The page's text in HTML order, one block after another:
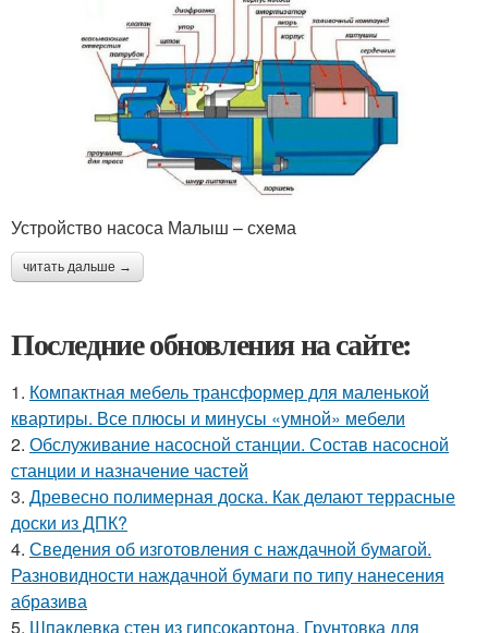
Устройство насоса Малыш – схема
читать дальше →
Последние обновления на сайте:
1. Компактная мебель трансформер для маленькой
квартиры. Все плюсы и минусы «умной» мебели
2. Обслуживание насосной станции. Состав насосной
станции и назначение частей
3. Древесно полимерная доска. Как делают террасные
доски из ДПК?
4. Сведения об изготовления с наждачной бумагой.
Разновидности наждачной бумаги по типу нанесения
абразива
5. Шпаклевка стен из гипсокартона. Грунтовка для